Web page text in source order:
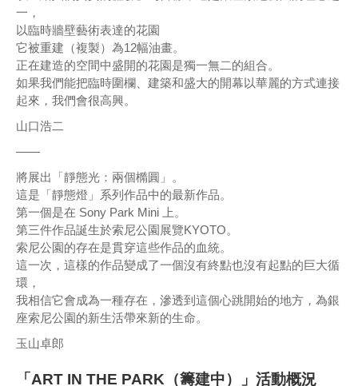
一，
以臨時牆壁藝術表達的花園
它被重建（複製）為12幅油畫。
正在建造的空間中盛開的花園是獨一無二的組合。
如果我們能把臨時圍欄、建築和盛大的開幕以華麗的方式連接
起來，我們會很高興。
山口浩二
——
將展出「靜態光：兩個橢圓」。
這是「靜態燈」系列作品中的最新作品。
第一個是在 Sony Park Mini 上。
第三件作品誕生於索尼公園展覽KYOTO。
索尼公園的存在是貫穿這些作品的血統。
這一次，這樣的作品變成了一個沒有終點也沒有起點的巨大循
環，
我相信它會成為一種存在，滲透到這個心跳開始的地方，為銀
座索尼公園的新生活帶來新的生命。
玉山卓郎
「ART IN THE PARK（籌建中）」活動概況